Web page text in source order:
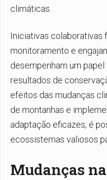
climáticas.
Iniciativas colaborativas
monitoramento e
desempenham um
resultados de
efeitos das mudanças
de montanhas e
adaptação eficazes, é
ecossistemas valiosos
Mudanças